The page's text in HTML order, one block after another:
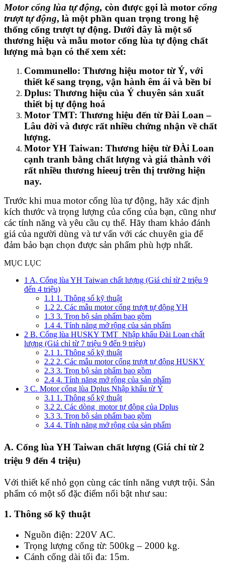
Motor cổng lùa tự động, còn được gọi là motor cổng
trượt tự động, là một phần quan trọng trong hệ
thống cổng trượt tự động. Dưới đây là một số
thương hiệu và mẫu motor cổng lùa tự động chất
lượng mà bạn có thể xem xét:
Communello: Thương hiệu motor từ Ý, với
thiết kế sang trọng, vận hành êm ái và bền bỉ
Dplus: Thương hiệu của Ý chuyên sản xuất
thiết bị tự động hoá
Motor TMT: Thương hiệu đến từ Đài Loan –
Lâu đời và được rất nhiều chứng nhận về chất
lượng.
Motor YH Taiwan: Thương hiệu từ ĐÀi Loan
cạnh tranh bằng chất lượng và giá thành với
rất nhiều thương hieeuj trên thị trường hiện
nay.
Trước khi mua motor cổng lùa tự động, hãy xác định
kích thước và trọng lượng của cổng của bạn, cũng như
các tính năng và yêu cầu cụ thể. Hãy tham khảo đánh
giá của người dùng và tư vấn với các chuyên gia để
đảm bảo bạn chọn được sản phẩm phù hợp nhất.
MỤC LỤC
1 A. Cổng lùa YH Taiwan chất lượng (Giá chỉ từ 2 triệu 9
đến 4 triệu)
1.1 1. Thông số kỹ thuật
1.2 2. Các mẫu motor cổng trượt tự động YH
1.3 3. Trọn bộ sản phẩm bao gồm
1.4 4. Tính năng mở rộng của sản phẩm
2 B. Cổng lùa HUSKY TMT Nhập khẩu Đài Loan chất
lượng (Giá chỉ từ 7 triệu 9 đến 9 triệu)
2.1 1. Thông số kỹ thuật
2.2 2. Các mẫu motor cổng trượt tự động HUSKY
2.3 3. Trọn bộ sản phẩm bao gồm
2.4 4. Tính năng mở rộng của sản phẩm
3 C. Motor cổng lùa Dplus Nhập khẩu từ Ý
3.1 1. Thông số kỹ thuật
3.2 2. Các dòng motor tự động của Dplus
3.3 3. Trọn bộ sản phẩm bao gồm
3.4 4. Tính năng mở rộng của sản phẩm
A. Cổng lùa YH Taiwan chất lượng (Giá chỉ từ 2
triệu 9 đến 4 triệu)
Với thiết kế nhỏ gọn cùng các tính năng vượt trội. Sản
phẩm có một số đặc điểm nổi bật như sau:
1. Thông số kỹ thuật
Nguồn điện: 220V AC.
Trọng lượng cổng từ: 500kg – 2000 kg.
Cánh cổng dài tối đa: 15m.